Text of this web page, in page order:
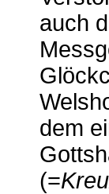
auch
dem
(=